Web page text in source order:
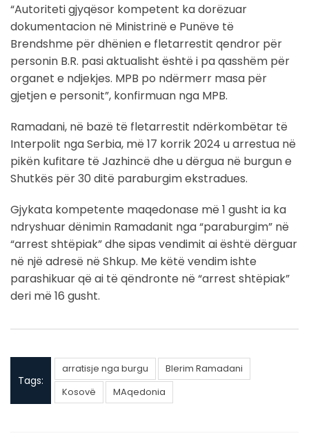
“Autoriteti gjyqësor kompetent ka dorëzuar
dokumentacion në Ministrinë e Punëve të
Brendshme për dhënien e fletarrestit qendror për
personin B.R. pasi aktualisht është i pa qasshëm për
organet e ndjekjes. MPB po ndërmerr masa për
gjetjen e personit”, konfirmuan nga MPB.
Ramadani, në bazë të fletarrestit ndërkombëtar të
Interpolit nga Serbia, më 17 korrik 2024 u arrestua në
pikën kufitare të Jazhincë dhe u dërgua në burgun e
Shutkës për 30 ditë paraburgim ekstradues.
Gjykata kompetente maqedonase më 1 gusht ia ka
ndryshuar dënimin Ramadanit nga “paraburgim” në
“arrest shtëpiak” dhe sipas vendimit ai është dërguar
në një adresë në Shkup. Me këtë vendim ishte
parashikuar që ai të qëndronte në “arrest shtëpiak”
deri më 16 gusht.
Tags:
arratisje nga burgu
Blerim Ramadani
Kosovë
MAqedonia